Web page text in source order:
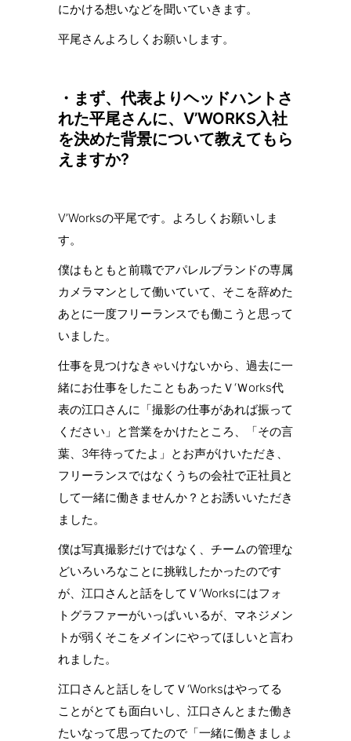
にかける想いなどを聞いていきます。
平尾さんよろしくお願いします。
・まず、代表よりヘッドハントさ
れた平尾さんに、V’WORKS入社
を決めた背景について教えてもら
えますか?
V’Worksの平尾です。よろしくお願いしま
す。
僕はもともと前職でアパレルブランドの専属
カメラマンとして働いていて、そこを辞めた
あとに一度フリーランスでも働こうと思って
いました。
仕事を見つけなきゃいけないから、過去に一
緒にお仕事をしたこともあったＶ‘Ｗorks代
表の江口さんに「撮影の仕事があれば振って
ください」と営業をかけたところ、「その言
葉、3年待ってたよ」とお声がけいただき、
フリーランスではなくうちの会社で正社員と
して一緒に働きませんか？とお誘いいただき
ました。
僕は写真撮影だけではなく、チームの管理な
どいろいろなことに挑戦したかったのです
が、江口さんと話をしてＶ’Worksにはフォ
トグラファーがいっぱいいるが、マネジメン
トが弱くそこをメインにやってほしいと言わ
れました。
江口さんと話しをしてＶ‘Worksはやってる
ことがとても面白いし、江口さんとまた働き
たいなって思ってたので「一緒に働きましょ